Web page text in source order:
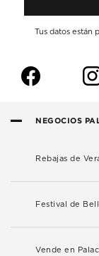
Tus datos están
f
NEGOCIOS
Rebajas de
Festival de
Vende en